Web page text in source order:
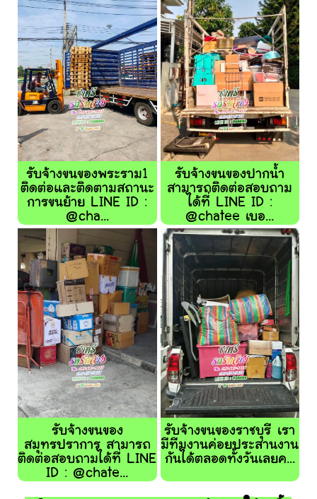
รับจ้างขนของพระราม1
ติดต่อและติดตามสถานะ
การขนย้าย LINE ID :
@cha...
รับจ้างขนของปากน้ำ
สามารถติดต่อสอบถาม
ได้ที่ LINE ID :
@chatee เบอ...
รับจ้างขนของ
สมุทรปราการ สามารถ
ติดต่อสอบถามได้ที่ LINE
ID : @chate...
รับจ้างขนของราชบุรี เรา
มีทีมงานค่อยประสานงาน
กันได้ตลอดทั้งวันเลยค...